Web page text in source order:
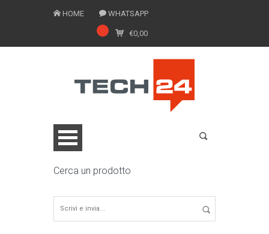
HOME WHATSAPP
€0,00
Cerca un prodotto